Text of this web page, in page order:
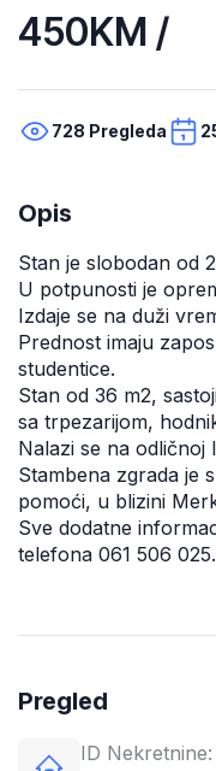
450KM /
728 Pregleda
Opis
Stan je slobodan od
U potpunosti je
Izdaje se na duži
Prednost imaju
studentice.
Stan od 36 m2,
sa trpezarijom,
Nalazi se na odličnoj
Stambena zgrada je
pomoći, u blizini
Sve dodatne
telefona 061 506 025.
Pregled
ID Nekretnine: